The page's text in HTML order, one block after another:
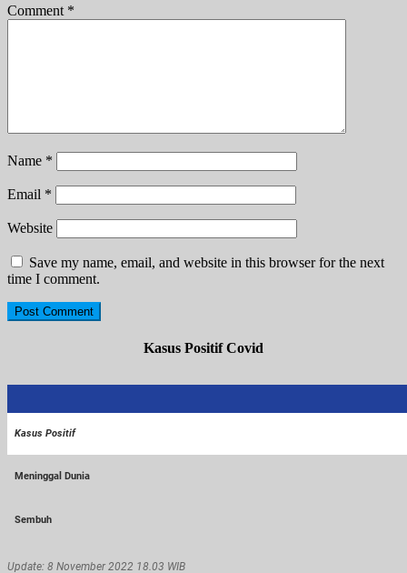
Comment *
Name *
Email *
Website
Save my name, email, and website in this browser for the next
time I comment.
Kasus Positif Covid